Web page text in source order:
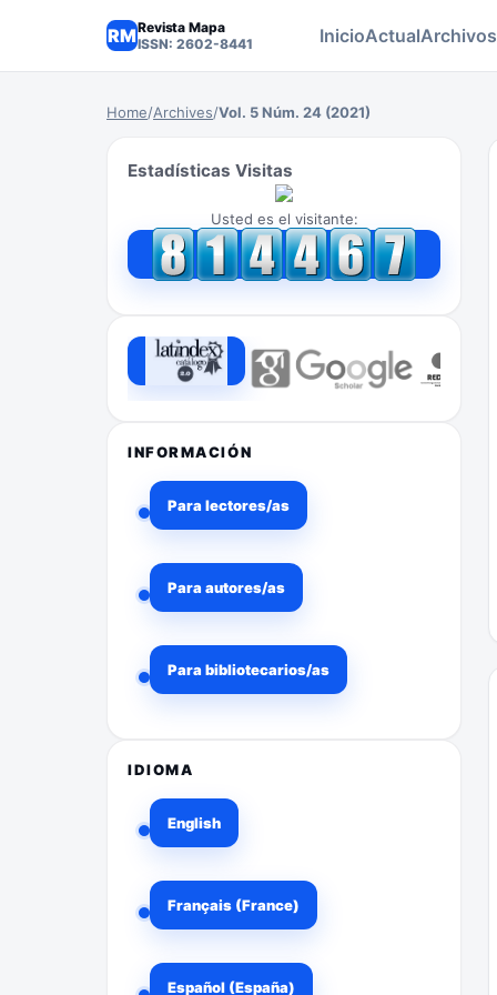
RMRevista Mapa
ISSN: 2602-8441
InicioActualArchivos
Home/Archives/Vol. 5 Núm. 24 (2021)
Estadísticas Visitas
Usted es el visitante:
INFORMACIÓN
Para lectores/as
Para autores/as
Para bibliotecarios/as
IDIOMA
English
Français (France)
Español (España)